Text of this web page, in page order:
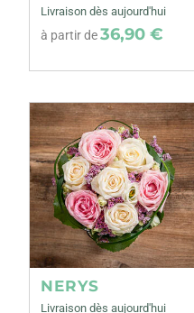
Livraison dès aujourd'hui
à partir de36,90 €
NERYS
Livraison dès aujourd'hui